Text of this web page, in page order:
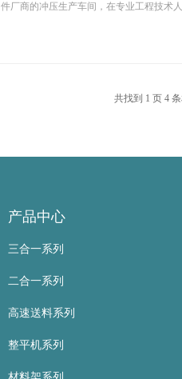
件厂商的冲压生产车间，在专业工程技术人员对
共找到 1 页 4
产品中心
三合一系列
二合一系列
高速送料系列
整平机系列